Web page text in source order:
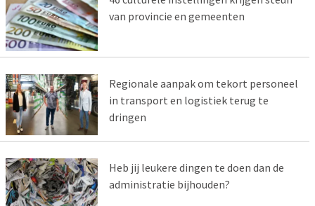
van provincie en gemeenten
Regionale aanpak om tekort personeel
in transport en logistiek terug te
dringen
Heb jij leukere dingen te doen dan de
administratie bijhouden?